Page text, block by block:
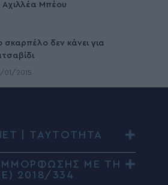
Αχιλλέα Μπέου
σκαρπέλο δεν κάνει για
01/2015
| ΤΑΥΤΟΤΗΤΑ
ΜΕ ΤΗ
2018/334